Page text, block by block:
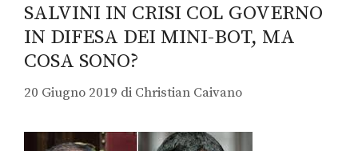
SALVINI IN CRISI COL GOVERNO
IN DIFESA DEI MINI-BOT, MA
COSA SONO?
20 Giugno 2019 di Christian Caivano